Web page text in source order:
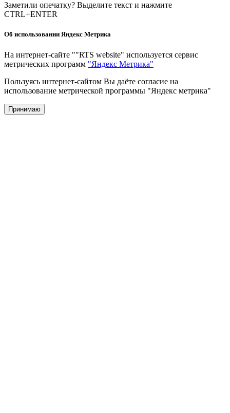
Заметили опечатку? Выделите текст и нажмите
CTRL+ENTER
Об использовании Яндекс Метрика
На интернет-сайте ""RTS website" используется сервис
метрических программ "Яндекс Метрика"
Пользуясь интернет-сайтом Вы даёте согласие на
использование метрической программы "Яндекс метрика"
Принимаю